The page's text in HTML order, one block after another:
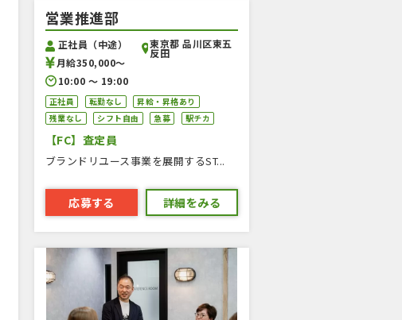
営業推進部
正社員（中途）
月給350,000〜
10:00 〜 19:00
東京都 品川区東五
反田
正社員 転勤なし
昇給・昇格あり
残業なし
シフト自由 急募 駅チカ
【FC】査定員
ブランドリユース事業を展開するST...
応募する 詳細をみる